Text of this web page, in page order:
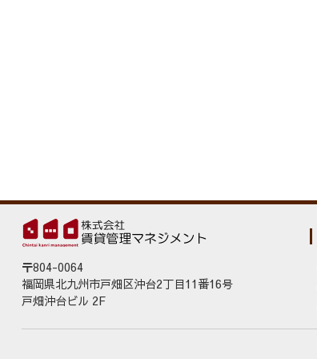
〒804-0064
福岡県北九州市戸畑区沖台2丁目11番16号
戸畑沖台ビル 2F